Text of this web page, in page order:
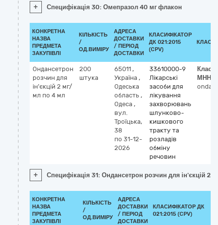
+ Специфікація 30: Омепразол 40 мг флакон
КОНКРЕТНА
НАЗВА
ПРЕДМЕТА
ЗАКУПІВЛІ
КІЛЬКІСТЬ
/
ОД.ВИМІРУ
АДРЕСА
ДОСТАВКИ
/ ПЕРІОД
ДОСТАВКИ
КЛАСИФІКАТОР
ДК 021:2015
(CPV)
Ондансетрон
розчин для
ін'єкцій 2 мг/
мл по 4 мл
200
штука
65011 ,
Україна ,
Одеська
область ,
Одеса ,
вул.
Троїцька,
38
по 31-12-
2026
33610000-9
Лікарські
засоби для
лікування
захворювань
шлунково-
кишкового
тракту та
розладів
обміну
речовин
МНН
+ Специфікація 31: Ондансетрон розчин для ін'єкцій 2
КОНКРЕТНА
НАЗВА
ПРЕДМЕТА
ЗАКУПІВЛІ
КІЛЬКІСТЬ
/
ОД.ВИМІРУ
АДРЕСА
ДОСТАВКИ
/ ПЕРІОД
ДОСТАВКИ
КЛАСИФІКАТОР ДК
021:2015 (CPV)